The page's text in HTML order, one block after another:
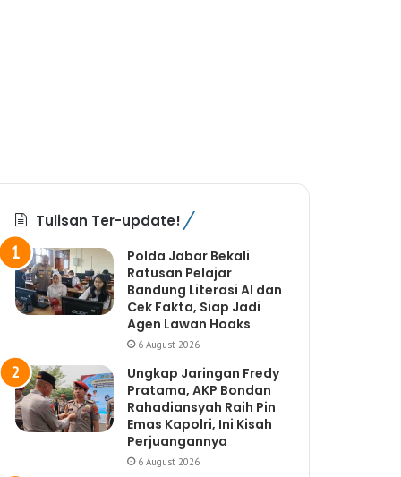
Tulisan Ter-update!
Polda Jabar Bekali
Ratusan Pelajar
Bandung Literasi AI dan
Cek Fakta, Siap Jadi
Agen Lawan Hoaks
6 August 2026
Ungkap Jaringan Fredy
Pratama, AKP Bondan
Rahadiansyah Raih Pin
Emas Kapolri, Ini Kisah
Perjuangannya
6 August 2026